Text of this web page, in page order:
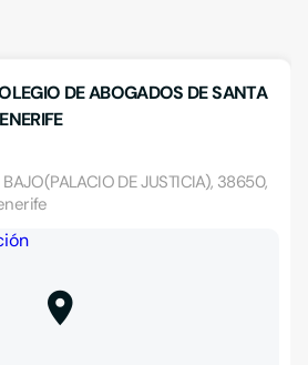
DE ABOGADOS DE SANTA
DE JUSTICIA), 38650,